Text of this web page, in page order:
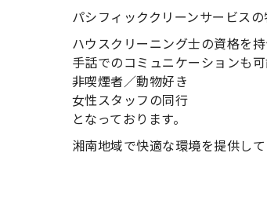
パシフィッククリーンサービスの
ハウスクリーニング士の資格を
手話でのコミュニケーションも
非喫煙者／動物好き
女性スタッフの同行
となっております。
湘南地域で快適な環境を提供し